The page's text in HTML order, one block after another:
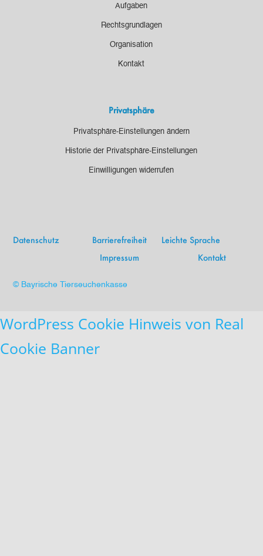
Aufgaben
Rechtsgrundlagen
Organisation
Kontakt
Privatsphäre
Privatsphäre-Einstellungen ändern
Historie der Privatsphäre-Einstellungen
Einwilligungen widerrufen
Datenschutz Barrierefreiheit
Leichte Sprache
Impressum
Kontakt
© Bayrische Tierseuchenkasse
WordPress Cookie Hinweis von Real
Cookie Banner